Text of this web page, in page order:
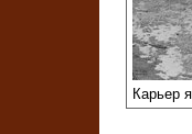
Карьер